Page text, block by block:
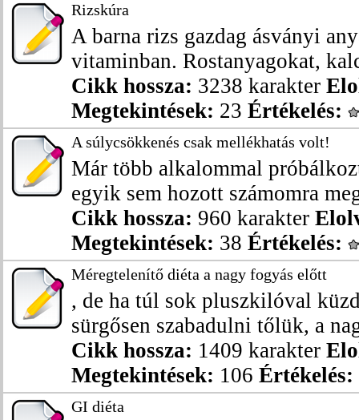
Rizskúra
A barna rizs gazdag ásványi
vitaminban. Rostanyagokat,
Cikk hossza: 3238 karakter
Megtekintések: 23 Értékelés:
A súlycsökkenés csak mellékhatás volt!
Már több alkalommal
egyik sem hozott számomra
Cikk hossza: 960 karakter
Megtekintések: 38 Értékelés:
Méregtelenítő diéta a nagy fogyás előtt
, de ha túl sok pluszkilóval
sürgősen szabadulni tőlük, a
Cikk hossza: 1409 karakter
Megtekintések: 106 Értékelés:
GI diéta